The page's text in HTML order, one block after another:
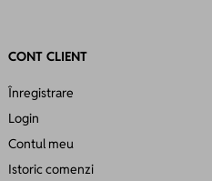
CONT CLIENT
Înregistrare
Login
Contul meu
Istoric comenzi